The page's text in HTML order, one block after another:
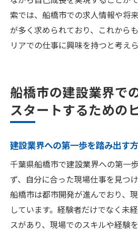
索では、船橋市での求人情報や将
が多く求められており、これから
リアでの仕事に興味を持つと考えら
船橋市の建設業界で
スタートするための
建設業界への第一歩を踏み出す
千葉県船橋市で建設業界への第一
ず、自分に合った現場仕事を見つ
船橋市は都市開発が進んでおり、
しています。経験者だけでなく未
スがあり、現場でのスキルや経験